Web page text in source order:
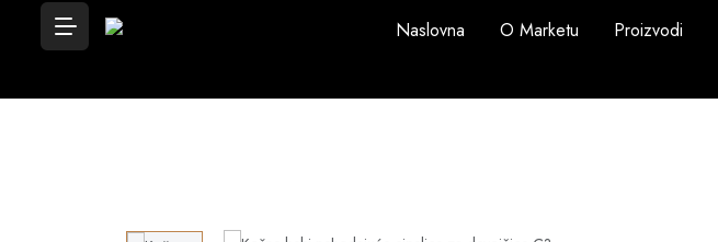
Naslovna O Marketu Proizvodi